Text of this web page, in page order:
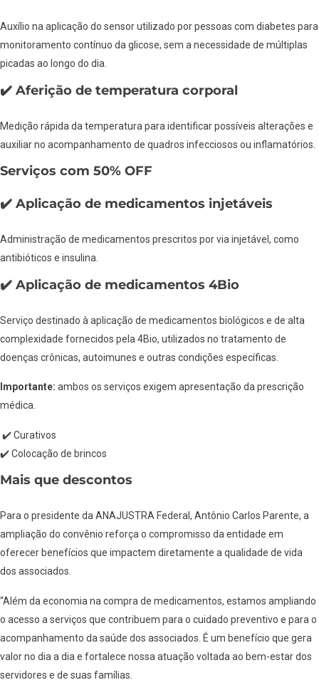
Auxílio na aplicação do sensor utilizado por pessoas com diabetes para
monitoramento contínuo da glicose, sem a necessidade de múltiplas
picadas ao longo do dia.
✔️ Aferição de temperatura corporal
Medição rápida da temperatura para identificar possíveis alterações e
auxiliar no acompanhamento de quadros infecciosos ou inflamatórios.
Serviços com 50% OFF
✔️ Aplicação de medicamentos injetáveis
Administração de medicamentos prescritos por via injetável, como
antibióticos e insulina.
✔️ Aplicação de medicamentos 4Bio
Serviço destinado à aplicação de medicamentos biológicos e de alta
complexidade fornecidos pela 4Bio, utilizados no tratamento de
doenças crônicas, autoimunes e outras condições específicas.
Importante: ambos os serviços exigem apresentação da prescrição
médica.
✔️ Curativos
✔️ Colocação de brincos
Mais que descontos
Para o presidente da ANAJUSTRA Federal, Antônio Carlos Parente, a
ampliação do convênio reforça o compromisso da entidade em
oferecer benefícios que impactem diretamente a qualidade de vida
dos associados.
“Além da economia na compra de medicamentos, estamos ampliando
o acesso a serviços que contribuem para o cuidado preventivo e para o
acompanhamento da saúde dos associados. É um benefício que gera
valor no dia a dia e fortalece nossa atuação voltada ao bem-estar dos
servidores e de suas famílias.